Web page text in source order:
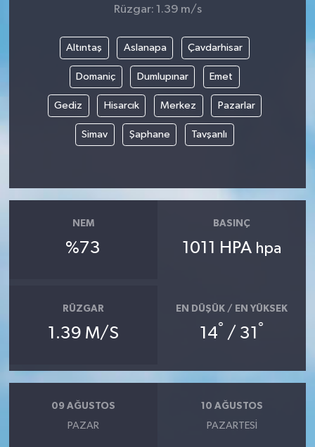
Rüzgar: 1.39 m/s
Altıntaş Aslanapa Çavdarhisar
Domaniç Dumlupınar Emet
Gediz Hisarcık Merkez Pazarlar
Simav Şaphane Tavşanlı
NEM
%73
BASINÇ
1011 HPA hpa
RÜZGAR
1.39 M/S
EN DÜŞÜK / EN YÜKSEK
14° / 31 °
09 AĞUSTOS
PAZAR
10 AĞUSTOS
PAZARTESI
Bilim, Teknoloji